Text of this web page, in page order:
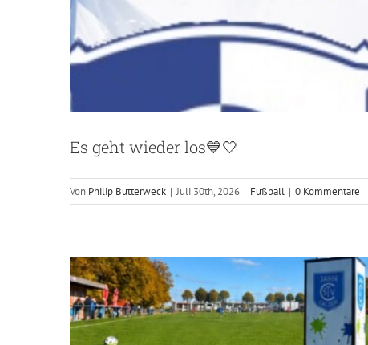
Es geht wieder los💙🤍
Von Philip Butterweck | Juli 30th, 2026 | Fußball | 0 Kommentare